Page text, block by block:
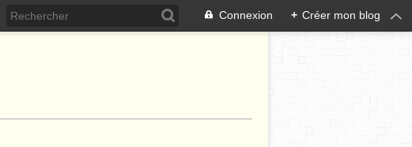
Connexion + Créer mon blog